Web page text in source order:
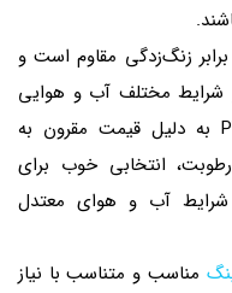
زنگ‌زدگی مقاوم است و
مختلف آب و هوایی
ایده‌آل است. از طرفی، درب‌های PVC به دلیل قیمت مقرون به
انتخابی خوب برای
شرایط آب و هوای معتدل
مناسب و متناسب با نیاز